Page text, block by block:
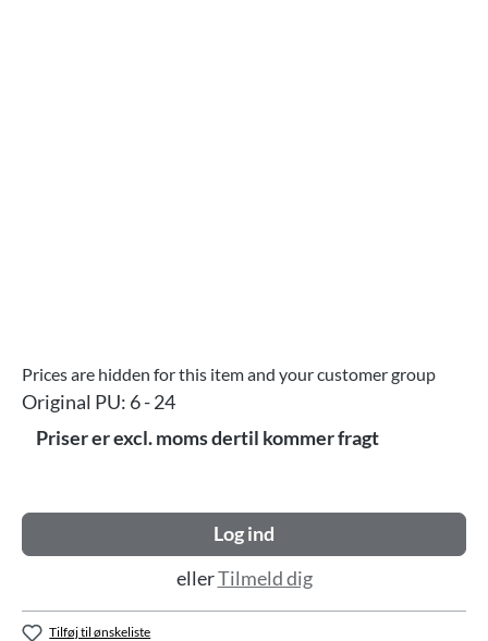
Prices are hidden for this item and your customer group
Original PU: 6 - 24
Priser er excl. moms dertil kommer fragt
Log ind
ellerTilmeld dig
Tilføj til ønskeliste